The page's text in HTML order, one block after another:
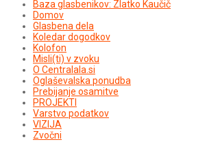
Baza glasbenikov: Zlatko Kaučič
Domov
Glasbena dela
Koledar dogodkov
Kolofon
Misli(ti) v zvoku
O Centralala.si
Oglaševalska ponudba
Prebijanje osamitve
PROJEKTI
Varstvo podatkov
VIZIJA
Zvočni